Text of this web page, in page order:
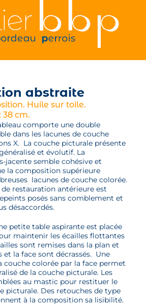
abstraite
Huile sur toile.
38 cm.​
comporte une double
dans les lacunes de couche
X. La couche picturale présente
et évolutif. La
jacente semble cohésive et
la composition supérieure
lacunes de couche colorée.
restauration antérieure est
posés sans comblement et
désaccordés.
petite table aspirante est placée
maintenir les écailles flottantes
sont remises dans la plan et
et la face sont décrassés. Une
couche colorée par la face permet
de la couche picturale. Les
au mastic pour restituer le
picturale. Des retouches de type
à la composition sa lisibilité.